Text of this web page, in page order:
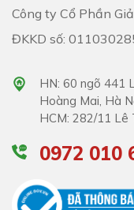
Công ty Cổ Phần
ĐKKD số:
HN: 60 ngõ 441
Hoàng Mai, Hà
HCM: 282/11 Lê
0972 010